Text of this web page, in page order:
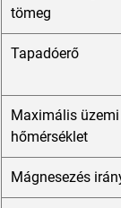
tömeg
Tapadóerő
Maximális üzemi
hőmérséklet
Mágnesezés